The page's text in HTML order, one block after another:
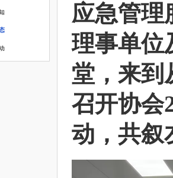
应急管理
理事单位
堂，来到
召开协会
动，共叙